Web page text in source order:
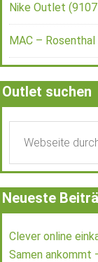
Nike Outlet
MAC –
Outlet suchen
Neueste
Clever online
Samen ankommt